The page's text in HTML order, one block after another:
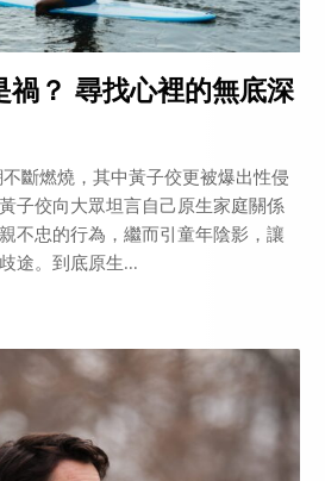
禍？ 尋找心裡的無底深
斷燃燒，其中黃子佼更被爆出性侵
子佼向大眾坦言自己原生家庭關係
不忠的行為，繼而引童年陰影，讓
途。到底原生...